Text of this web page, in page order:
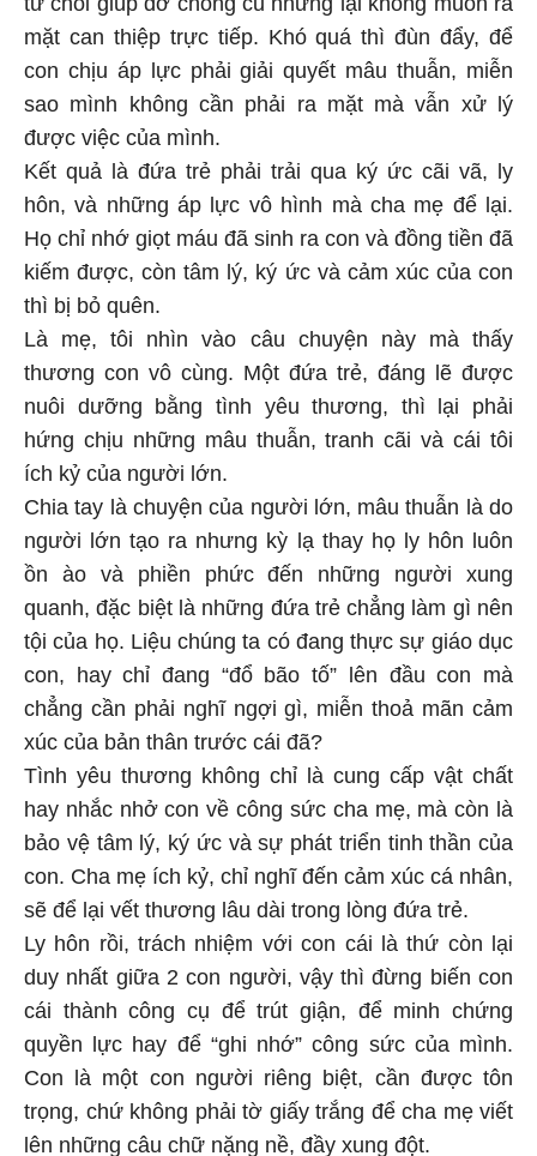
mặt can thiệp trực tiếp. Khó quá thì đùn đẩy, để
con chịu áp lực phải giải quyết mâu thuẫn, miễn
sao mình không cần phải ra mặt mà vẫn xử lý
được việc của mình.
Kết quả là đứa trẻ phải trải qua ký ức cãi vã, ly
hôn, và những áp lực vô hình mà cha mẹ để lại.
Họ chỉ nhớ giọt máu đã sinh ra con và đồng tiền đã
kiếm được, còn tâm lý, ký ức và cảm xúc của con
thì bị bỏ quên.
Là mẹ, tôi nhìn vào câu chuyện này mà thấy
thương con vô cùng. Một đứa trẻ, đáng lẽ được
nuôi dưỡng bằng tình yêu thương, thì lại phải
hứng chịu những mâu thuẫn, tranh cãi và cái tôi
ích kỷ của người lớn.
Chia tay là chuyện của người lớn, mâu thuẫn là do
người lớn tạo ra nhưng kỳ lạ thay họ ly hôn luôn
ồn ào và phiền phức đến những người xung
quanh, đặc biệt là những đứa trẻ chẳng làm gì nên
tội của họ. Liệu chúng ta có đang thực sự giáo dục
con, hay chỉ đang “đổ bão tố” lên đầu con mà
chẳng cần phải nghĩ ngợi gì, miễn thoả mãn cảm
xúc của bản thân trước cái đã?
Tình yêu thương không chỉ là cung cấp vật chất
hay nhắc nhở con về công sức cha mẹ, mà còn là
bảo vệ tâm lý, ký ức và sự phát triển tinh thần của
con. Cha mẹ ích kỷ, chỉ nghĩ đến cảm xúc cá nhân,
sẽ để lại vết thương lâu dài trong lòng đứa trẻ.
Ly hôn rồi, trách nhiệm với con cái là thứ còn lại
duy nhất giữa 2 con người, vậy thì đừng biến con
cái thành công cụ để trút giận, để minh chứng
quyền lực hay để “ghi nhớ” công sức của mình.
Con là một con người riêng biệt, cần được tôn
trọng, chứ không phải tờ giấy trắng để cha mẹ viết
lên những câu chữ nặng nề, đầy xung đột.